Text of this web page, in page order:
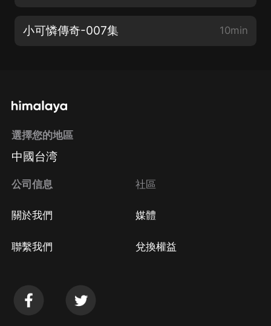
小可憐傳奇-007集 10min
選擇您的地區
中國台湾
公司信息
關於我們
聯繫我們
社區
媒體
兌換權益